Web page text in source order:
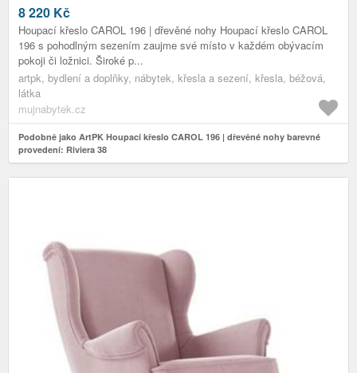
8 220 Kč
Houpací křeslo CAROL 196 | dřevěné nohy Houpací křeslo CAROL
196 s pohodlným sezením zaujme své místo v každém obývacím
pokoji či ložnici. Široké p...
artpk, bydlení a doplňky, nábytek, křesla a sezení, křesla, béžová,
látka
mujnabytek.cz
Podobně jako ArtPK Houpací křeslo CAROL 196 | dřevěné nohy barevné
provedení: Riviera 38